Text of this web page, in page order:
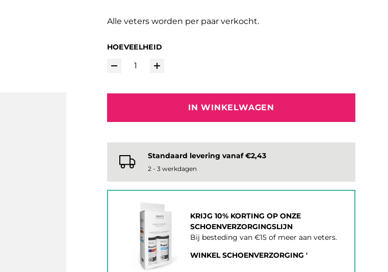
Alle veters worden per paar verkocht.
HOEVEELHEID
IN WINKELWAGEN
Standaard levering vanaf €2,43
2 - 3 werkdagen
KRIJG 10% KORTING OP ONZE
SCHOENVERZORGINGSLIJN
Bij besteding van €15 of meer aan veters.
WINKEL SCHOENVERZORGING '